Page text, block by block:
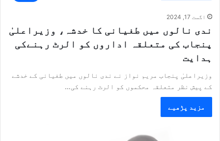
اگست 17, 2024
ندی نالوں میں طغیانی کا خدشہ، وزیراعلیٰ
پنجاب کی متعلقہ اداروں کو الرٹ رہنےکی
ہدایت
وزیراعلیٰ پنجاب مریم نواز نے ندی نالوں میں طغیانی کے خدشے
کے پیش نظر متعلقہ محکموں کو الرٹ رہنے کی…
مزید پڑھیے